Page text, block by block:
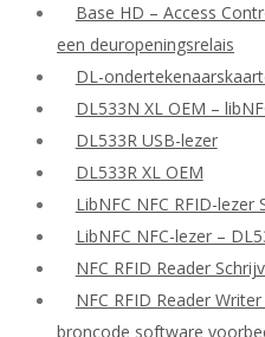
Base HD – Access
een deuropeningsrelais
DL-
DL533N XL OEM –
DL533R USB-lezer
DL533R XL OEM
LibNFC NFC RFID-lezer
LibNFC NFC-lezer –
NFC RFID Reader
NFC RFID Reader
broncode software